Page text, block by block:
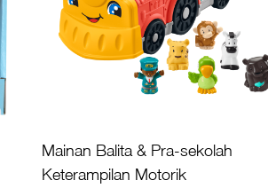
Mainan Balita & Pra-sekolah
Keterampilan Motorik